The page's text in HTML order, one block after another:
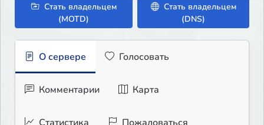
Стать владельцем
(MOTD)
Стать владельцем
(DNS)
О сервере Голосовать
Комментарии Карта